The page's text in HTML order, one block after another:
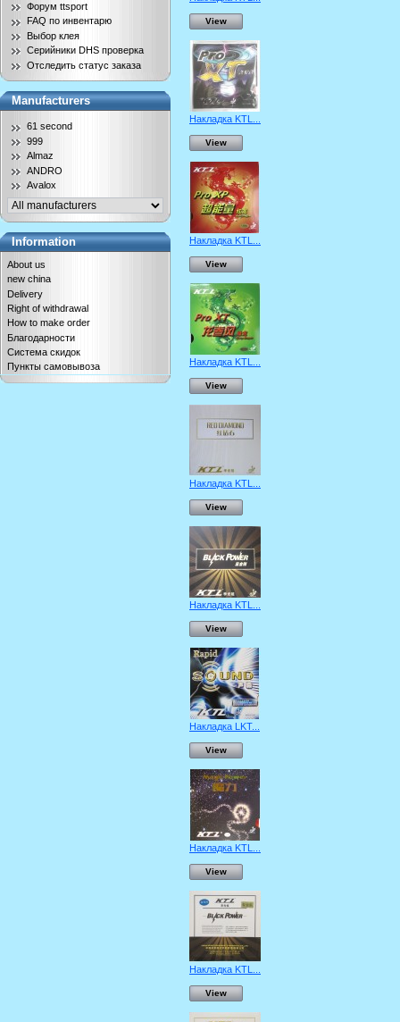
Форум ttsport
FAQ по инвентарю
Выбор клея
Серийники DHS проверка
Отследить статус заказа
Manufacturers
61 second
999
Almaz
ANDRO
Avalox
Information
About us
new china
Delivery
Right of withdrawal
How to make order
Благодарности
Система скидок
Пункты самовывоза
View
Накладка KTL...
View
Накладка KTL...
View
Накладка KTL...
View
Накладка KTL...
View
Накладка KTL...
View
Накладка LKT...
View
Накладка KTL...
View
Накладка KTL...
View